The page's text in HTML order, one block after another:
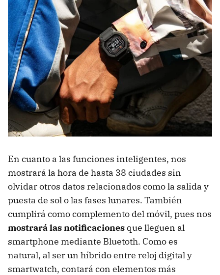
En cuanto a las funciones inteligentes, nos
mostrará la hora de hasta 38 ciudades sin
olvidar otros datos relacionados como la salida y
puesta de sol o las fases lunares. También
cumplirá como complemento del móvil, pues nos
mostrará las notificaciones que lleguen al
smartphone mediante Bluetoth. Como es
natural, al ser un híbrido entre reloj digital y
smartwatch, contará con elementos más